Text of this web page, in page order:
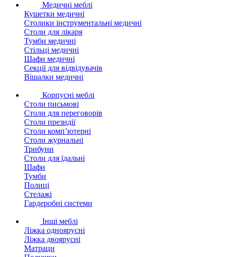
Медичні меблі
Кушетки медичні
Столики інструментальні медичні
Столи для лікаря
Тумби медичні
Стільці медичні
Шафи медичні
Секції для відвідувачів
Вішалки медичні
Корпусні меблі
Столи письмові
Столи для переговорів
Столи президії
Столи комп’ютерні
Столи журнальні
Трибуни
Столи для їдальні
Шафи
Тумби
Полиці
Стелажі
Гардеробні системи
Інші меблі
Ліжка одноярусні
Ліжка двоярусні
Матраци